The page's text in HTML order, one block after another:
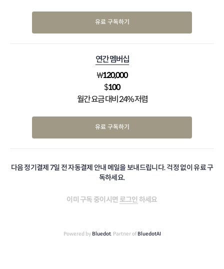
유료 구독하기
연간 멤버십
₩120,000
$100
월간 요금 대비 24% 저렴
유료 구독하기
다음 정기결제 7일 전 자동결제 안내 메일을 보내드립니다. 걱정 없이 유료 구
독하세요.
이미 구독 중이시면 로그인 하세요
Powered by Bluedot, Partner of BluedotAI